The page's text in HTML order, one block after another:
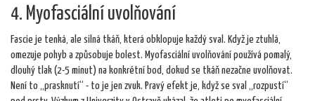
4. Myofasciální uvolňování
Fascie je tenká, ale silná tkáň, která obklopuje každý sval. Když je ztuhlá,
omezuje pohyb a způsobuje bolest. Myofasciální uvolňování používá pomalý,
dlouhý tlak (2-5 minut) na konkrétní bod, dokud se tkáň nezačne uvolňovat.
Není to „prasknutí“ - to je jen zvuk. Pravý efekt je, když se sval „rozpustí“